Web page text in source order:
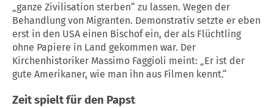
„ganze Zivilisation sterben“ zu lassen. Wegen der
Behandlung von Migranten. Demonstrativ setzte er eben
erst in den USA einen Bischof ein, der als Flüchtling
ohne Papiere in Land gekommen war. Der
Kirchenhistoriker Massimo Faggioli meint: „Er ist der
gute Amerikaner, wie man ihn aus Filmen kennt.“
Zeit spielt für den Papst